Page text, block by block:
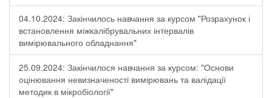
04.10.2024: Закінчилось навчання за курсом "Розрахунок і
встановлення міжкалібрувальних інтервалів
вимірювального обладнання"
25.09.2024: Закінчилося навчання за курсом: "Основи
оцінювання невизначеності вимірювань та валідації
методик в мікробіології"